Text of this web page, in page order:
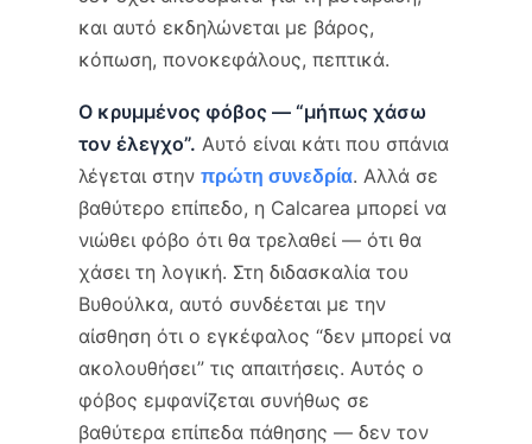
και αυτό εκδηλώνεται με βάρος,
κόπωση, πονοκεφάλους, πεπτικά.
Ο κρυμμένος φόβος — “μήπως χάσω
τον έλεγχο”. Αυτό είναι κάτι που σπάνια
λέγεται στηνπρώτη συνεδρία. Αλλά σε
βαθύτερο επίπεδο, η Calcarea μπορεί να
νιώθει φόβο ότι θα τρελαθεί — ότι θα
χάσει τη λογική. Στη διδασκαλία του
Βυθούλκα, αυτό συνδέεται με την
αίσθηση ότι ο εγκέφαλος “δεν μπορεί να
ακολουθήσει” τις απαιτήσεις. Αυτός ο
φόβος εμφανίζεται συνήθως σε
βαθύτερα επίπεδα πάθησης — δεν τον